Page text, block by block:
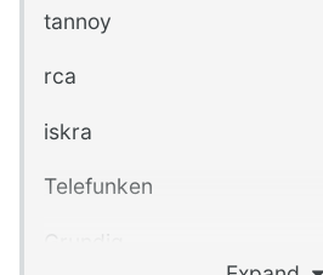
tannoy
rca
iskra
Telefunken